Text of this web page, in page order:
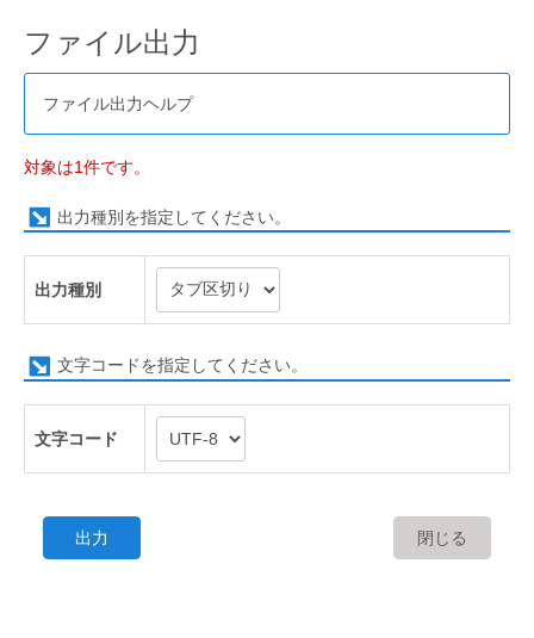
ファイル出力
ファイル出力ヘルプ
対象は1件です。
出力種別を指定してください。
出力種別
文字コードを指定してください。
文字コード